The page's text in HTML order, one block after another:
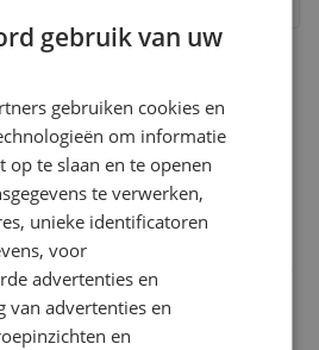
geschreven
en wil je graag je mening
met het schrijven van je
de details duurt het schrijven
tussen de 3 en 10 minuten.
andere bezoekers een betere
je iedere maand kans op
actievoorwaarden.
gebruik van uw
gebruiken cookies en
om informatie
op te slaan en te openen
te verwerken,
unieke identificatoren
voor
advertenties en
van advertenties en
en